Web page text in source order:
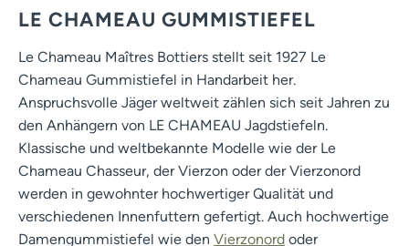
LE CHAMEAU GUMMISTIEFEL
Le Chameau Maîtres Bottiers stellt seit 1927 Le
Chameau Gummistiefel in Handarbeit her.
Anspruchsvolle Jäger weltweit zählen sich seit Jahren zu
den Anhängern von LE CHAMEAU Jagdstiefeln.
Klassische und weltbekannte Modelle wie der Le
Chameau Chasseur, der Vierzon oder der Vierzonord
werden in gewohnter hochwertiger Qualität und
verschiedenen Innenfuttern gefertigt. Auch hochwertige
Damengummistiefel wie den Vierzonord oder